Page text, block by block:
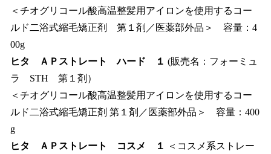
＜チオグリコール酸高温整髪用アイロンを使用するコー
ルド二浴式縮毛矯正剤 第１剤／医薬部外品＞ 容量：4
00g
ヒタ ＡＰストレート ハード １ (販売名：フォーミュ
ラ STH 第１剤）
＜チオグリコール酸高温整髪用アイロンを使用するコー
ルド二浴式縮毛矯正剤 第１剤／医薬部外品＞ 容量：400
g
ヒタ ＡＰストレート コスメ １
＜コスメ系ストレー